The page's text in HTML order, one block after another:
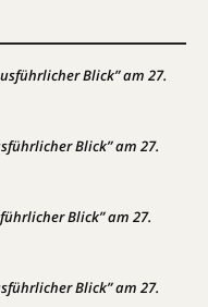
Blick” am 27.
Blick” am 27.
Blick” am 27.
Blick” am 27.